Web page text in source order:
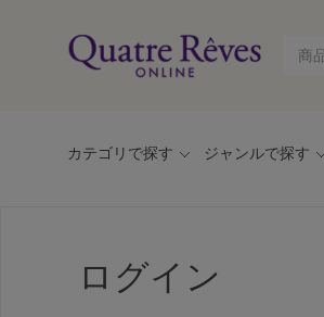
カテゴリで探す ジャンルで探す
ログイン